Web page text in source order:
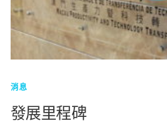
消息
發展里程碑